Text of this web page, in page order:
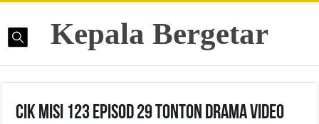
Kepala Bergetar
Cik Misi 123 Episod 29 Tonton Drama Video